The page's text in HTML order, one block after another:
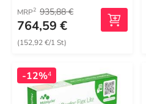
MRP2 935,88 €
764,59 €
(152,92 €/1 St)
-12%4